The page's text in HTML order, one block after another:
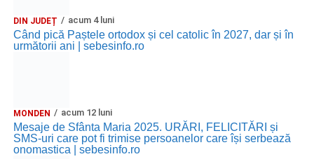
DIN JUDEȚ acum 4 luni
Când pică Paștele ortodox și cel catolic în 2027, dar și în
următorii ani | sebesinfo.ro
MONDEN acum 12 luni
Mesaje de Sfânta Maria 2025. URĂRI, FELICITĂRI și
SMS-uri care pot fi trimise persoanelor care își serbează
onomastica | sebesinfo.ro